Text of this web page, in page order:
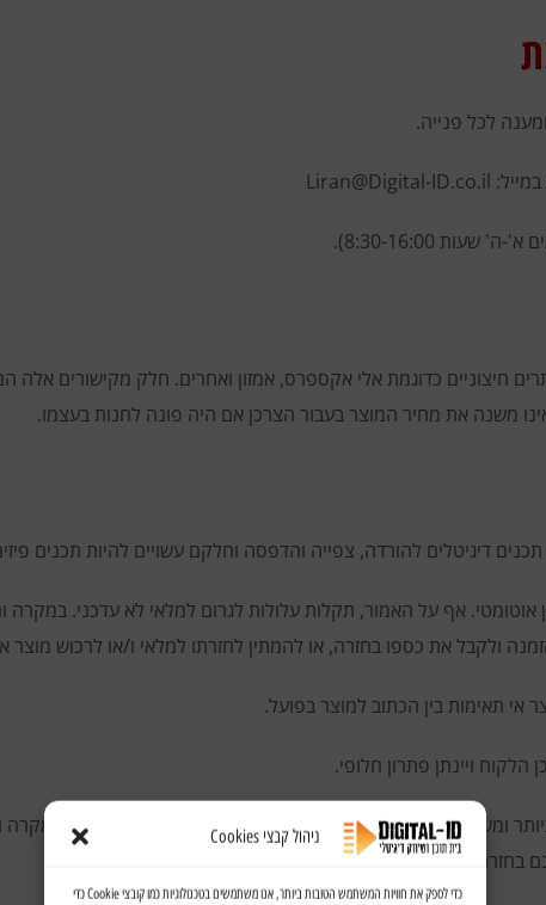
ניהול קבצי Cookies
כדי לספק את חוויות המשתמש הטובות ביותר, אנו משתמשים בטכנולוגיות כמו קובצי Cookie כדי
לכל פנייה.
Liran@Digital-ID.co.il
א'-ה' שעות 8:30-16:00).
חיצוניים כדוגמת אלי אקספרס, אמזון ואחרים. חלק מקישורים אלה
משנה את מחיר המוצר בעבור הצרכן אם היה פונה לחנות בעצמו.
דיגיטלים להורדה, צפייה והדפסה וחלקם עשויים להיות תכנים
אוטומטי. אף על האמור, תקלות עלולות לגרום למלאי לא עדכני. במקרה
ולקבל את כספו בחזרה, או להמתין לחזרתו למלאי ו/או לרכוש מוצר
אי תאימות בין הכתוב למוצר בפועל.
ויינתן פתרון חלופי.
ומשקיעים מאמצים רבים בכדי שטעויות לא יתרחשו, אם זאת,
ו/או לקבל פתרון חלופי על ידי מפעילי האתר.